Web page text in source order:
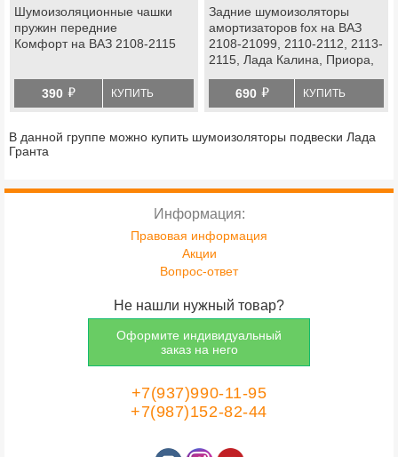
Шумоизоляционные чашки
пружин передние
Комфорт на ВАЗ 2108-2115
390 й КУПИТЬ
Задние шумоизоляторы
амортизаторов fox на ВАЗ
2108-21099, 2110-2112, 2113-
2115, Лада Калина, Приора,
690 й КУПИТЬ
В данной группе можно купить шумоизоляторы подвески Лада
Гранта
+7(937)990-11-95
+7(987)152-82-44
Информация:
Правовая информация
Акции
Вопрос-ответ
Не нашли нужный товар?
Оформите индивидуальный
заказ на него